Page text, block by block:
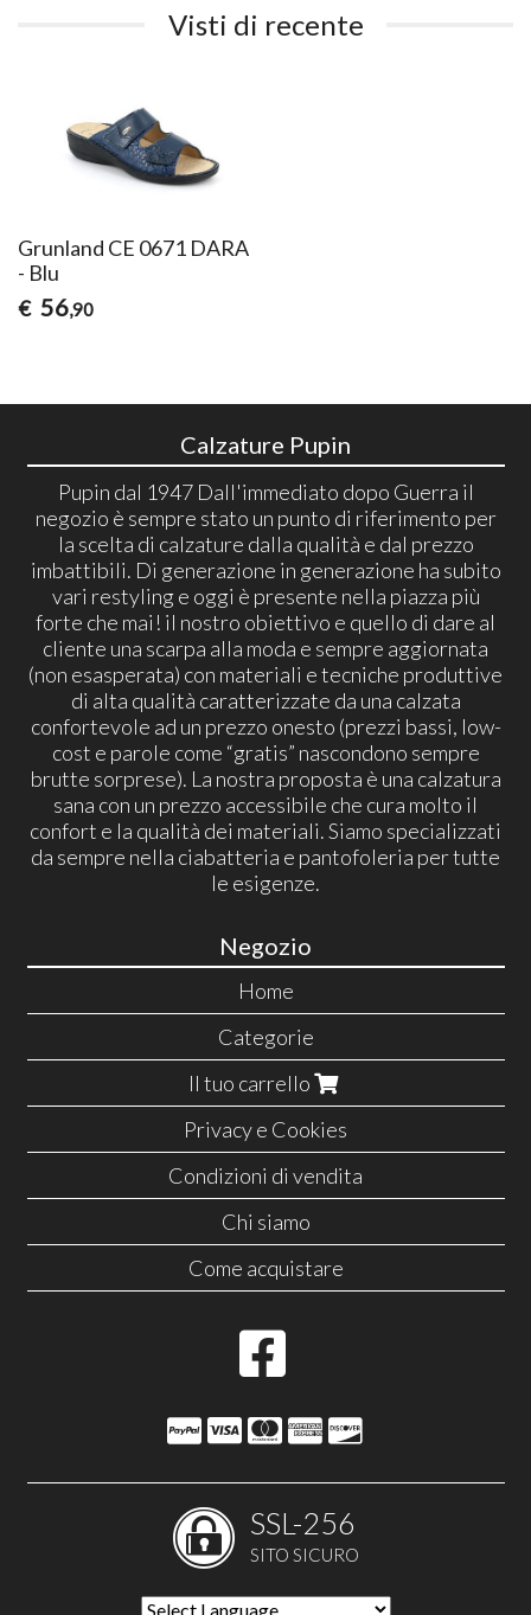
Visti di recente
Grunland CE 0671 DARA
- Blu
€ 56,90
Calzature Pupin
Pupin dal 1947 Dall'immediato dopo Guerra il
negozio è sempre stato un punto di riferimento per
la scelta di calzature dalla qualità e dal prezzo
imbattibili. Di generazione in generazione ha subito
vari restyling e oggi è presente nella piazza più
forte che mai! il nostro obiettivo e quello di dare al
cliente una scarpa alla moda e sempre aggiornata
(non esasperata) con materiali e tecniche produttive
di alta qualità caratterizzate da una calzata
confortevole ad un prezzo onesto (prezzi bassi, low-
cost e parole come “gratis” nascondono sempre
brutte sorprese). La nostra proposta è una calzatura
sana con un prezzo accessibile che cura molto il
confort e la qualità dei materiali. Siamo specializzati
da sempre nella ciabatteria e pantofoleria per tutte
le esigenze.
Negozio
Home
Categorie
Il tuo carrello
Privacy e Cookies
Condizioni di vendita
Chi siamo
Come acquistare
SSL-256
SITO SICURO